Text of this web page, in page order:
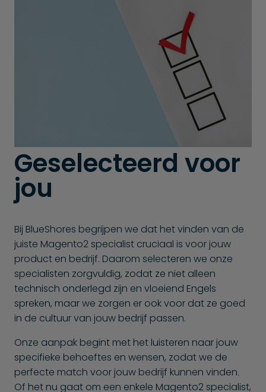
Geselecteerd voor
jou
Bij BlueShores begrijpen we dat het vinden van de
juiste Magento2 specialist cruciaal is voor jouw
product en bedrijf. Daarom selecteren we onze
specialisten zorgvuldig, zodat ze niet alleen
technisch onderlegd zijn en vloeiend Engels
spreken, maar we zorgen er ook voor dat ze goed
in de cultuur van jouw bedrijf passen.
Onze aanpak begint met het luisteren naar jouw
specifieke behoeftes en wensen, zodat we de
perfecte match voor jouw bedrijf kunnen vinden.
Of het nu gaat om een enkele Magento2 specialist,